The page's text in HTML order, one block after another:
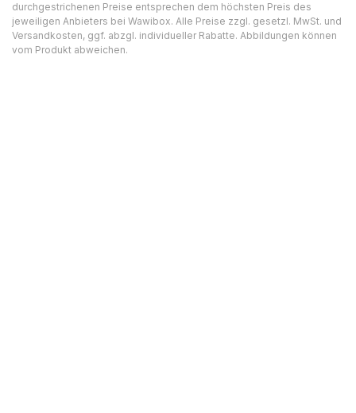
durchgestrichenen Preise entsprechen dem höchsten Preis des
jeweiligen Anbieters bei Wawibox. Alle Preise zzgl. gesetzl. MwSt. und
Versandkosten, ggf. abzgl. individueller Rabatte. Abbildungen können
vom Produkt abweichen.